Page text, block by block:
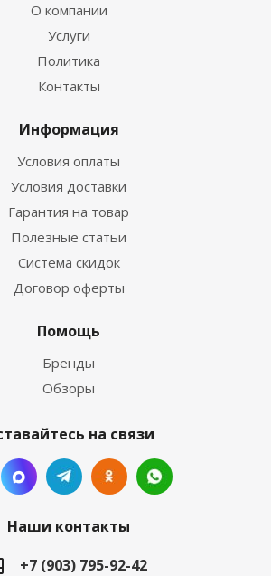
О компании
Услуги
Политика
Контакты
Информация
Условия оплаты
Условия доставки
Гарантия на товар
Полезные статьи
Система скидок
Договор оферты
Помощь
Бренды
Обзоры
на связи
Наши контакты
+7 (903) 795-92-42